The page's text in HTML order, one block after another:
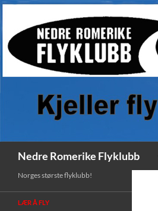
Nedre Romerike Flyklubb
Norges største flyklubb!
LÆR Å FLY